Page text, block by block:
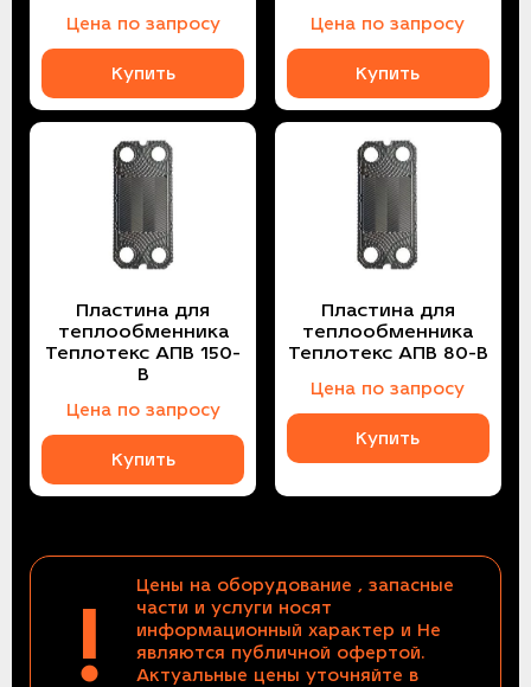
Цена по запросу
Купить
Цена по запросу
Купить
Пластина для
теплообменника
Теплотекс АПВ 150-
B
Цена по запросу
Купить
Пластина для
теплообменника
Теплотекс АПВ 80-B
Цена по запросу
Купить
!
Цены на оборудование , запасные
части и услуги носят
информационный характер и Не
являются публичной офертой.
Актуальные цены уточняйте в